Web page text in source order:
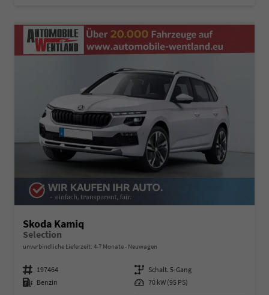
Skoda Kamiq
Selection
unverbindliche Lieferzeit: 4-7 Monate Neuwagen
Fahrzeugnummer 197464 Getriebe Schalt. 5-Gang
Kraftstoff Benzin Leistung 70 kW (95 PS)